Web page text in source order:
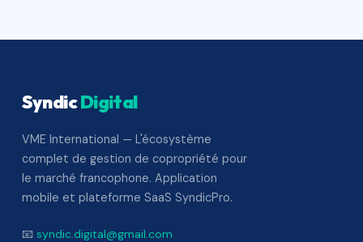
SyndicDigital
VME International — L'écosystème
complet de gestion de copropriété pour
le marché francophone. Application
mobile et plateforme SaaS SyndicPro.
📧 syndic.digital@gmail.com